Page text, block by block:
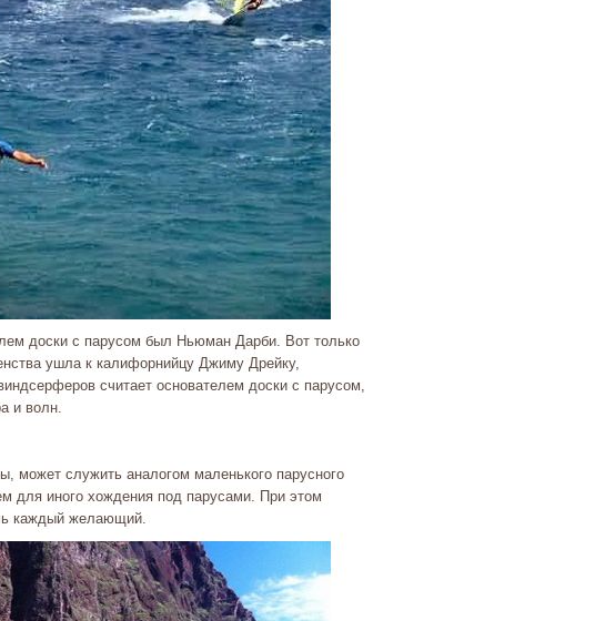
доски с парусом был Ньюман Дарби. Вот только
ушла к калифорнийцу Джиму Дрейку,
считает основателем доски с парусом,
и волн.
может служить аналогом маленького парусного
для иного хождения под парусами. При этом
каждый желающий.